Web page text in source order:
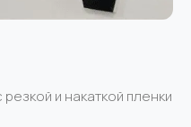
и накаткой пленки